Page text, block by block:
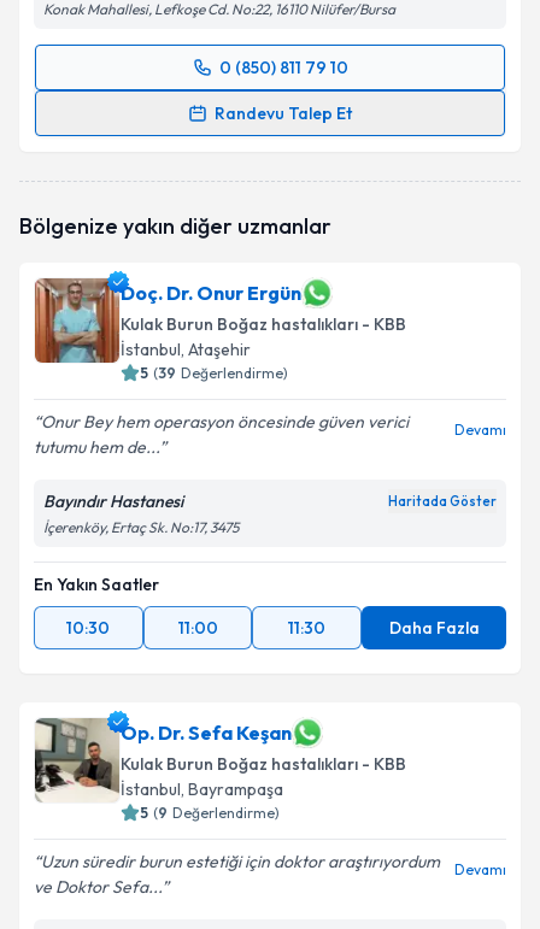
Konak Mahallesi, Lefkoşe Cd. No:22, 16110 Nilüfer/Bursa
0 (850) 811 79 10
Randevu Talep Et
Randevu Takvimi Talebi
oluşturun. Size bu uzmandan randevu almanız için bir
Kişisel verilerimin işlenmesine ilişkin
Metni'ni okudum ve kişisel verilerimin belirtilen
kapsamda işlenmesini kabul ediyorum.
Takvim Talebini Gönder
Bölgenize yakın diğer uzmanlar
Doç. Dr. Onur Ergün
Kulak Burun Boğaz hastalıkları - KBB
İstanbul, Ataşehir
5 (39 Değerlendirme)
Onur Bey hem operasyon öncesinde güven verici
tutumu hem de...
Devamı
Bayındır Hastanesi Haritada Göster
İçerenköy, Ertaç Sk. No:17, 3475
En Yakın Saatler
10:30
11:00 11:30 Daha Fazla
Op. Dr. Sefa Keşan
Kulak Burun Boğaz hastalıkları - KBB
İstanbul, Bayrampaşa
5 (9 Değerlendirme)
Uzun süredir burun estetiği için doktor araştırıyordum
ve Doktor Sefa...
Devamı